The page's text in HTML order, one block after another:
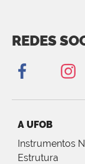
REDES
A UFOB
Instrumentos
Estrutura